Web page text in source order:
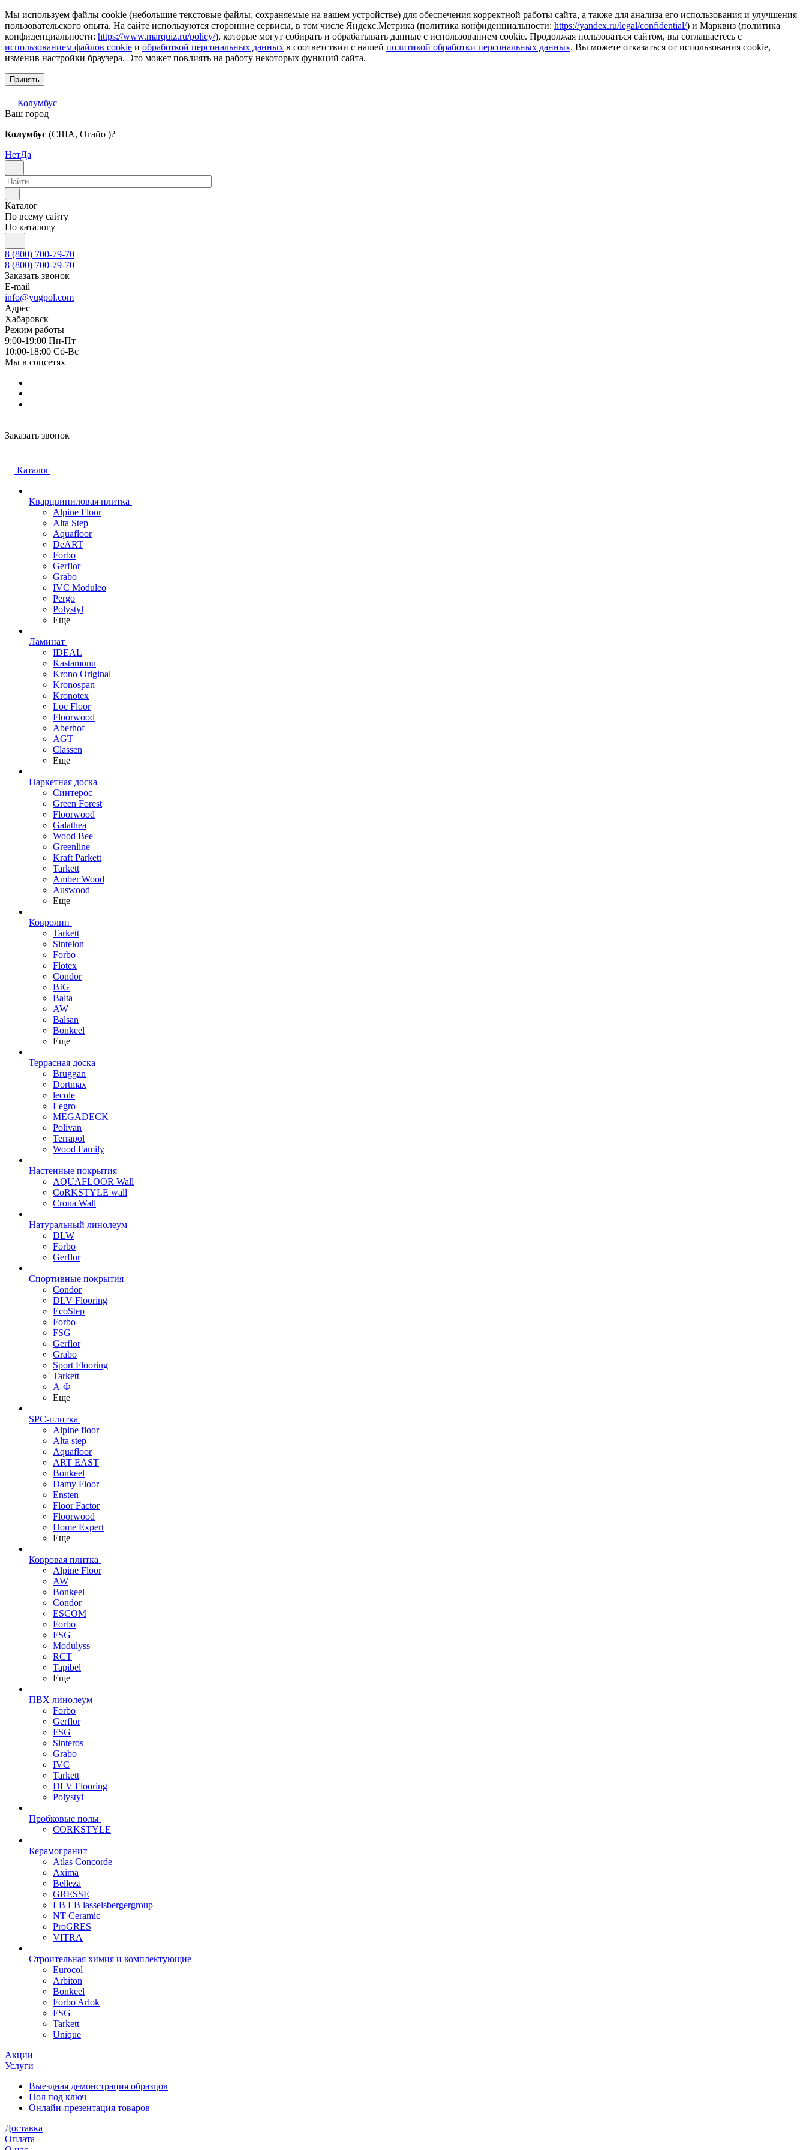
Мы используем файлы cookie (небольшие текстовые файлы, сохраняемые на вашем устройстве) для обеспечения корректной работы сайта, а также для анализа его использования и улучшения
пользовательского опыта. На сайте используются сторонние сервисы, в том числе Яндекс.Метрика (политика конфиденциальности: https://yandex.ru/legal/confidential/) и Марквиз (политика
конфиденциальности: https://www.marquiz.ru/policy/), которые могут собирать и обрабатывать данные с использованием cookie. Продолжая пользоваться сайтом, вы соглашаетесь с
использованием файлов cookie и обработкой персональных данных в соответствии с нашей политикой обработки персональных данных. Вы можете отказаться от использования cookie,
изменив настройки браузера. Это может повлиять на работу некоторых функций сайта.
Принять
Колумбус
Ваш город
Колумбус (США, Огайо )?
НетДа
Каталог
По всему сайту
По каталогу
8 (800) 700-79-70
8 (800) 700-79-70
Заказать звонок
E-mail
info@yugpol.com
Адрес
Хабаровск
Режим работы
9:00-19:00 Пн-Пт
10:00-18:00 Cб-Вс
Мы в соцсетях
Заказать звонок
Каталог
Кварцвиниловая плитка
Alpine Floor
Alta Step
Aquafloor
DeART
Forbo
Gerflor
Grabo
IVC Moduleo
Pergo
Polystyl
Еще
Ламинат
IDEAL
Kastamonu
Krono Original
Kronospan
Kronotex
Loc Floor
Floorwood
Aberhof
AGT
Classen
Еще
Паркетная доска
Синтерос
Green Forest
Floorwood
Galathea
Wood Bee
Greenline
Kraft Parkett
Tarkett
Amber Wood
Auswood
Еще
Ковролин
Tarkett
Sintelon
Forbo
Flotex
Condor
BIG
Balta
AW
Balsan
Bonkeel
Еще
Террасная доска
Bruggan
Dortmax
lecole
Legro
MEGADECK
Polivan
Terrapol
Wood Family
Настенные покрытия
AQUAFLOOR Wall
CoRKSTYLE wall
Crona Wall
Натуральный линолеум
DLW
Forbo
Gerflor
Спортивные покрытия
Condor
DLV Flooring
EcoStep
Forbo
FSG
Gerflor
Grabo
Sport Flooring
Tarkett
А-Ф
Еще
SPC-плитка
Alpine floor
Alta step
Aquafloor
ART EAST
Bonkeel
Damy Floor
Ensten
Floor Factor
Floorwood
Home Expert
Еще
Ковровая плитка
Alpine Floor
AW
Bonkeel
Condor
ESCOM
Forbo
FSG
Modulyss
RCT
Tapibel
Еще
ПВХ линолеум
Forbo
Gerflor
FSG
Sinteros
Grabo
IVC
Tarkett
DLV Flooring
Polystyl
Пробковые полы
CORKSTYLE
Керамогранит
Atlas Concorde
Axima
Belleza
GRESSE
LB LB lasselsbergergroup
NT Ceramic
ProGRES
VITRA
Строительная химия и комплектующие
Eurocol
Arbiton
Bonkeel
Forbo Arlok
FSG
Tarkett
Unique
Акции
Услуги
Выездная демонстрация образцов
Пол под ключ
Онлайн-презентация товаров
Доставка
Оплата